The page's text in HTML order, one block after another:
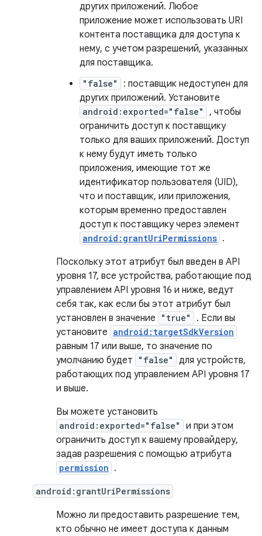
других приложений. Любое
приложение может использовать URI
контента поставщика для доступа к
нему, с учетом разрешений, указанных
для поставщика.
"false"
: поставщик недоступен для
других приложений. Установите
android:exported="false"
, чтобы
ограничить доступ к поставщику
только для ваших приложений. Доступ
к нему будут иметь только
приложения, имеющие тот же
идентификатор пользователя (UID),
что и поставщик, или приложения,
которым временно предоставлен
доступ к поставщику через элемент
android:grantUriPermissions .
Поскольку этот атрибут был введен в API
уровня 17, все устройства, работающие под
управлением API уровня 16 и ниже, ведут
себя так, как если бы этот атрибут был
установлен в значение
"true"
. Если вы
установите android:targetSdkVersion
равным 17 или выше, то значение по
умолчанию будет
"false"
для устройств,
работающих под управлением API уровня 17
и выше.
Вы можете установить
android:exported="false"
и при этом
ограничить доступ к вашему провайдеру,
задав разрешения с помощью атрибута
permission .
android:grantUriPermissions
Можно ли предоставить разрешение тем,
кто обычно не имеет доступа к данным